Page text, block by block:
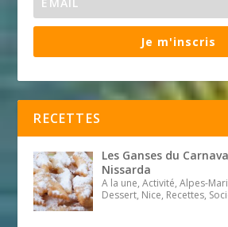
Je m'inscris
RECETTES
Les Ganses du
Nissarda
A la une, Activité, Alpes-
Dessert, Nice, Recettes,